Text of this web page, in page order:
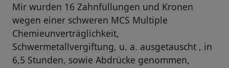
Mir wurden 16 Zahnfüllungen und Kronen
wegen einer schweren MCS Multiple
Chemieunverträglichkeit,
Schwermetallvergiftung, u. a. ausgetauscht , in
6,5 Stunden, sowie Abdrücke genommen,